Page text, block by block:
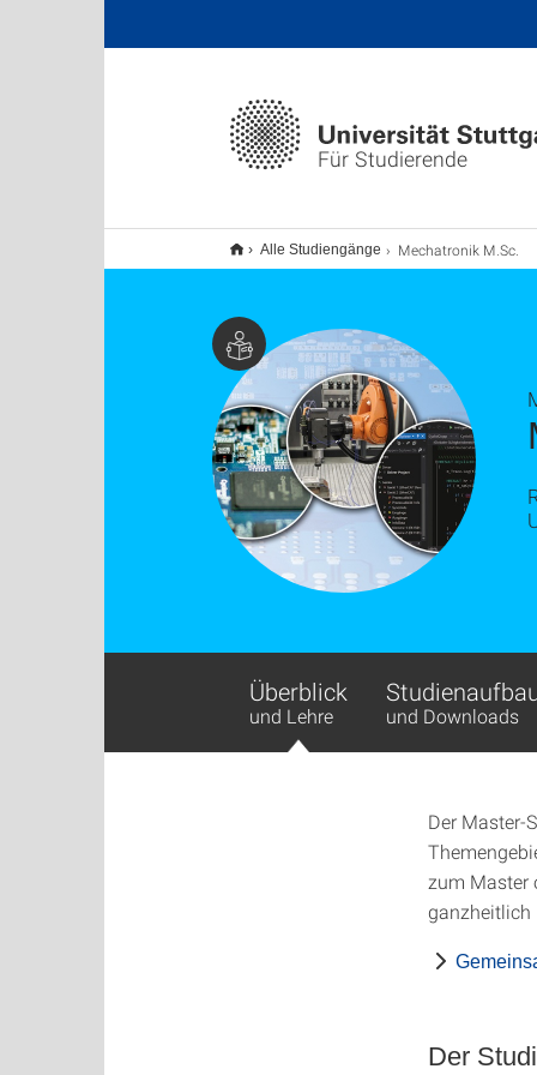
Für Studierende
Alle Studiengänge Mechatronik M.Sc.
Überblick
und Lehre und Downloads
Der Master-
zum Master
ganzheitlich
Der